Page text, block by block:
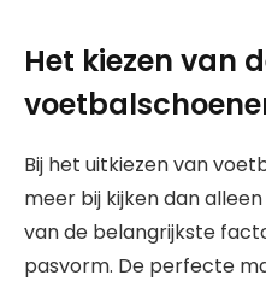
Het kiezen van
Bij het uitkiezen van
meer bij kijken dan
van de belangrijkste
pasvorm. De perfecte